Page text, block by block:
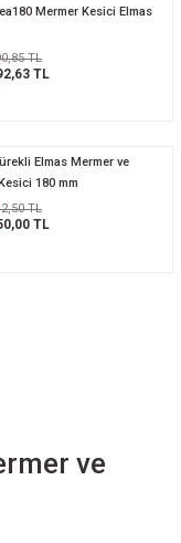
Mermer Kesici Elmas
TL
TL
Elmas Mermer ve
180 mm
TL
TL
ve